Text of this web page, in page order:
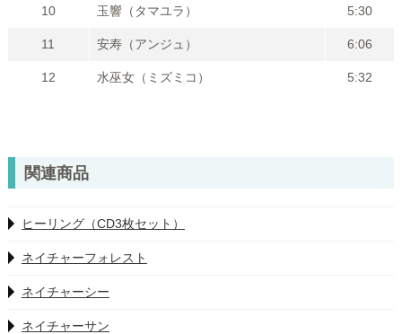
10 玉響（タマユラ） 5:30
11 安寿（アンジュ） 6:06
12 水巫女（ミズミコ） 5:32
関連商品
ヒーリング（CD3枚セット）
ネイチャーフォレスト
ネイチャーシー
ネイチャーサン